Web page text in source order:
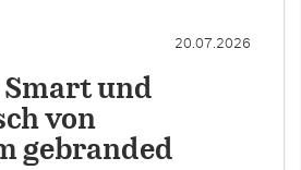
20.07.2026
und
von
gebranded